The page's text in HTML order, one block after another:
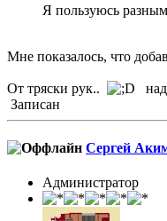
Я пользуюсь
Мне показалось, что
От тряски рук..
Записан
Сергей
Администратор